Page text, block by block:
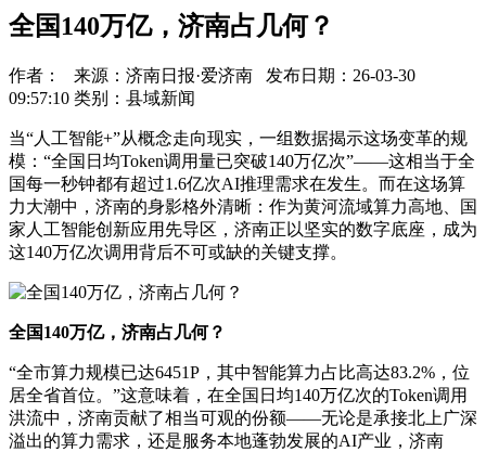
全国140万亿，济南占几何？
作者： 来源：济南日报·爱济南
发布日期：26-03-30
09:57:10 类别：县域新闻
当“人工智能+”从概念走向现实，一组数据揭示这场变革的规
模：“全国日均Token调用量已突破140万亿次”——这相当于全
国每一秒钟都有超过1.6亿次AI推理需求在发生。而在这场算
力大潮中，济南的身影格外清晰：作为黄河流域算力高地、国
家人工智能创新应用先导区，济南正以坚实的数字底座，成为
这140万亿次调用背后不可或缺的关键支撑。
全国140万亿，济南占几何？
“全市算力规模已达6451P，其中智能算力占比高达83.2%，位
居全省首位。”这意味着，在全国日均140万亿次的Token调用
洪流中，济南贡献了相当可观的份额——无论是承接北上广深
溢出的算力需求，还是服务本地蓬勃发展的AI产业，济南